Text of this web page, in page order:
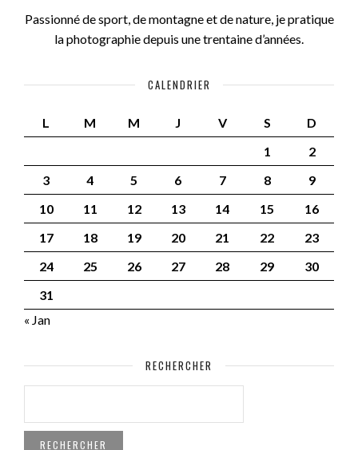
Passionné de sport, de montagne et de nature, je pratique
la photographie depuis une trentaine d’années.
CALENDRIER
L M M J V S
D
1
2
3
4 5 6 7 8
9
10
11 12 13 14 15
16
17
18 19 20 21 22
23
24
25 26 27 28 29
30
31
« Jan
RECHERCHER